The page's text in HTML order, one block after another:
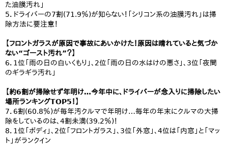
た油膜汚れ」
5．ドライバーの7割(71.9％)が知らない！「シリコン系の油膜汚れ」は掃
除方法に要注意！
【フロントガラスが原因で事故にあいかけた！原因は晴れていると気づか
ない“ゴースト汚れ”？】
6．1位「雨の日の白いくもり」、2位「雨の日の水はけの悪さ」、3位「夜間
のギラギラ汚れ」
【約6割が掃除せず年明け…今年中に、ドライバーが念入りに掃除したい
場所ランキングTOP5！】
7．6割(60.8％)が毎年汚クルマで年明け…毎年の年末にクルマの大掃
除をしているのは、4割未満(39.2％)！
8．1位「ボディ」、2位「フロントガラス」、3位「外窓」、4位は「内窓」と「マッ
ト」がランクイン